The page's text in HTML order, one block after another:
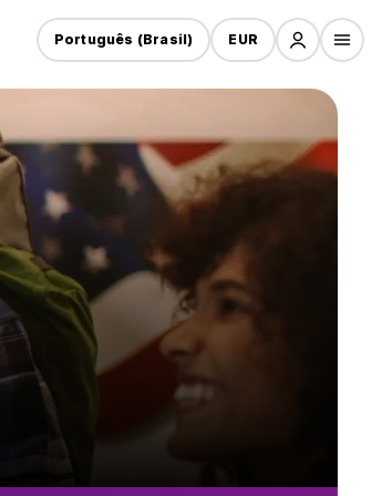
Português (Brasil) EUR